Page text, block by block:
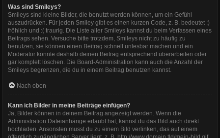
Was sind Smileys?
Smileys sind kleine Bilder, die benutzt werden können, um ein Gefühl
auszudrücken. Für jeden Smiley gibt es einen kurzen Code, z. B. bedeutet :)
fröhlich und :( traurig. Die Liste aller Smileys kannst du beim Verfassen eines
Beitrags sehen. Versuche bitte trotzdem, Smileys nicht zu häufig zu
benutzen, sie können einen Beitrag schnell unlesbar machen und ein
Moderator könnte deshalb deinen Beitrag entsprechend überarbeiten oder
gar komplett löschen. Die Board-Administration kann auch die Anzahl der
Smileys begrenzen, die du in einem Beitrag benutzen kannst.
Nach oben
Kann ich Bilder in meine Beiträge einfügen?
Ja, Bilder können in deinem Beitrag angezeigt werden. Wenn die
Administration Dateianhänge erlaubt hat, kannst du das Bild auch direkt
hochladen. Ansonsten musst du zu einem Bild verlinken, das auf einem